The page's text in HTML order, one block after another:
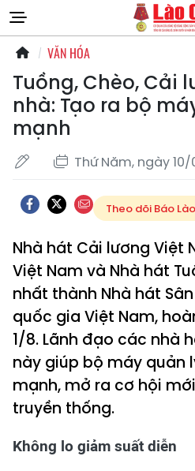
VĂN HÓA
Tuồng, Chèo, Cải
nhà: Tạo ra bộ
mạnh
Thứ Năm, ngày
Theo dõi Báo
Nhà hát Cải lương Việt
Việt Nam và Nhà hát
nhất thành Nhà hát
quốc gia Việt Nam,
1/8. Lãnh đạo các nhà
này giúp bộ máy quản
mạnh, mở ra cơ hội
truyền thống.
Không lo giảm suất diễn